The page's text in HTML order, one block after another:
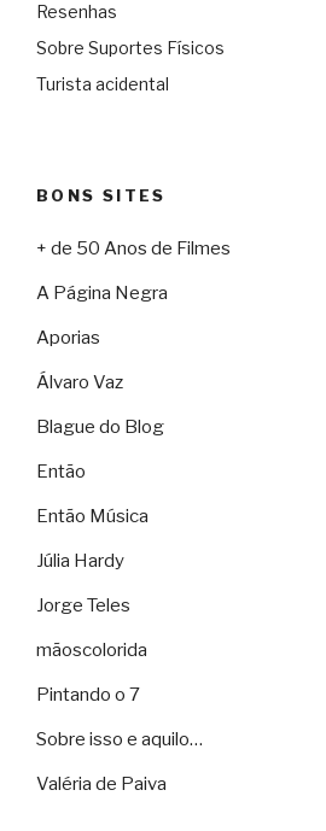
Resenhas
Sobre Suportes Físicos
Turista acidental
BONS SITES
+ de 50 Anos de Filmes
A Página Negra
Aporias
Álvaro Vaz
Blague do Blog
Então
Então Música
Júlia Hardy
Jorge Teles
mãoscolorida
Pintando o 7
Sobre isso e aquilo…
Valéria de Paiva